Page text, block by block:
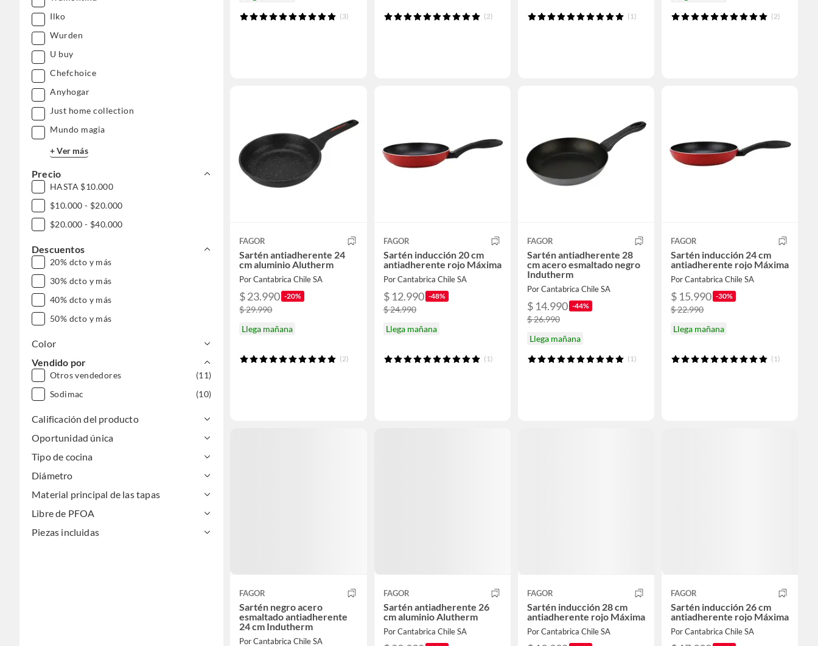
Ilko
Wurden
U buy
Chefchoice
Anyhogar
Just home collection
Mundo magia
+ Ver más
Precio
HASTA $10.000
$10.000 - $20.000
$20.000 - $40.000
Descuentos
20% dcto y más
30% dcto y más
40% dcto y más
50% dcto y más
Color
Vendido por
Otros vendedores
(11)
Sodimac
(10)
Calificación del producto
Oportunidad única
Tipo de cocina
Diámetro
Material principal de las tapas
Libre de PFOA
Piezas incluidas
(3) (2) (1) (2)
FAGOR
Sartén antiadherente 24
cm aluminio Alutherm
Por Cantabrica Chile SA
$ 23.990 -20%
$ 29.990
Llega mañana
(2)
FAGOR
Sartén inducción 20 cm
antiadherente rojo Máxima
Por Cantabrica Chile SA
$ 12.990 -48%
$ 24.990
Llega mañana
(1)
FAGOR
Sartén antiadherente 28
cm acero esmaltado negro
Indutherm
Por Cantabrica Chile SA
$ 14.990 -44%
$ 26.990
Llega mañana
(1)
FAGOR
Sartén inducción 24 cm
antiadherente rojo Máxima
Por Cantabrica Chile SA
$ 15.990 -30%
$ 22.990
Llega mañana
(1)
FAGOR
Sartén negro acero
esmaltado antiadherente
24 cm Indutherm
Por Cantabrica Chile SA
FAGOR
Sartén antiadherente 26
cm aluminio Alutherm
Por Cantabrica Chile SA
FAGOR
Sartén inducción 28 cm
antiadherente rojo Máxima
Por Cantabrica Chile SA
FAGOR
Sartén inducción 26 cm
antiadherente rojo Máxima
Por Cantabrica Chile SA